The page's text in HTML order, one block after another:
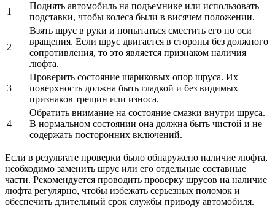
1
Поднять автомобиль на подъемнике или использовать
подставки, чтобы колеса были в висячем положении.
2
Взять шрус в руки и попытаться сместить его по оси
вращения. Если шрус двигается в стороны без должного
сопротивления, то это является признаком наличия
люфта.
3
Проверить состояние шариковых опор шруса. Их
поверхность должна быть гладкой и без видимых
признаков трещин или износа.
4
Обратить внимание на состояние смазки внутри шруса.
В нормальном состоянии она должна быть чистой и не
содержать посторонних включений.
Если в результате проверки было обнаружено наличие люфта,
необходимо заменить шрус или его отдельные составные
части. Рекомендуется проводить проверку шрусов на наличие
люфта регулярно, чтобы избежать серьезных поломок и
обеспечить длительный срок службы приводу автомобиля.